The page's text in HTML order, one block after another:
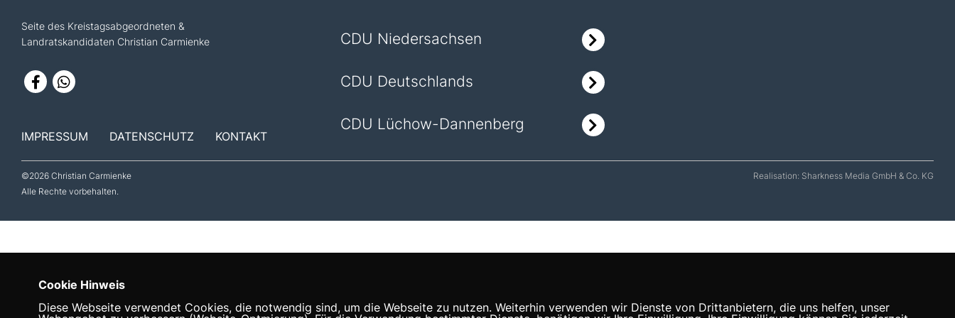
Seite des Kreistagsabgeordneten &
Landratskandidaten Christian Carmienke
IMPRESSUM DATENSCHUTZ KONTAKT
CDU Niedersachsen
CDU Deutschlands
CDU Lüchow-Dannenberg
©2026 Christian Carmienke
Alle Rechte vorbehalten.
Realisation: Sharkness Media GmbH & Co. KG
Cookie Hinweis
Diese Webseite verwendet Cookies, die notwendig sind, um die Webseite zu nutzen. Weiterhin verwenden wir Dienste von Drittanbietern, die uns helfen, unser